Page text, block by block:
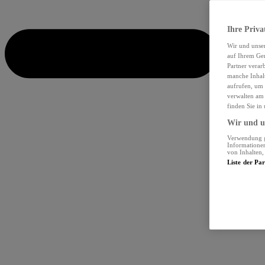
Ihre
Wir und
auf Ihrem
Partner
manche
aufrufen, um
verwalten
finden Sie in
Wir und
Verwendung
von Inhalten,
Liste der